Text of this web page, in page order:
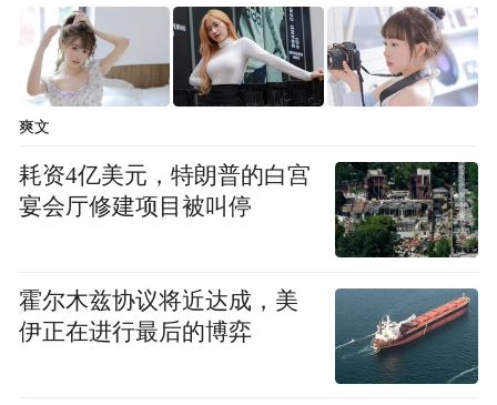
爽文
耗资4亿美元，特朗普的白宫
宴会厅修建项目被叫停
霍尔木兹协议将近达成，美
伊正在进行最后的博弈